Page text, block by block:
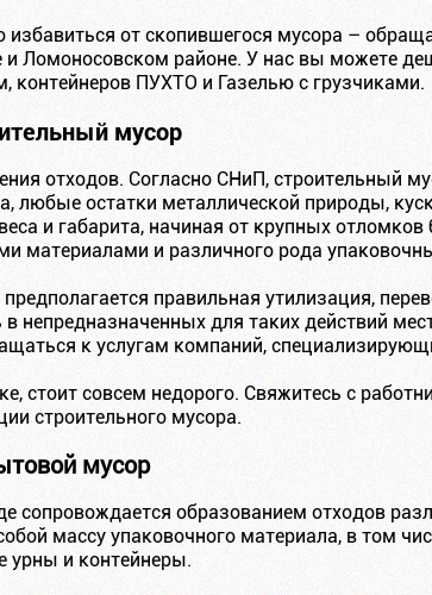
от скопившегося мусора –
Ломоносовском районе. У нас вы можете
контейнеров ПУХТО и Газелью с грузчиками.
мусор
отходов. Согласно СНиП, строительный
остатки металлической природы,
и габарита, начиная от крупных отломков
материалами и различного рода
правильная утилизация,
непредназначенных для таких действий
к услугам компаний,
стоит совсем недорого. Свяжитесь с
строительного мусора.
мусор
сопровождается образованием отходов
массу упаковочного материала, в том
урны и контейнеры.